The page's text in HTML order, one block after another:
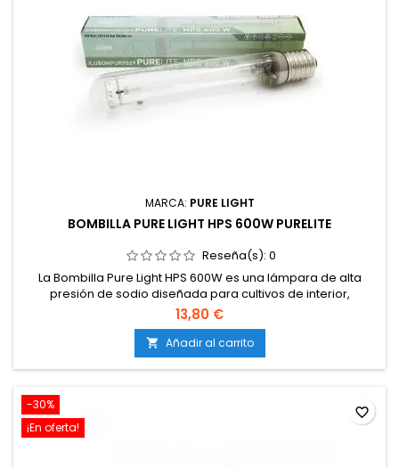
MARCA: PURE LIGHT
BOMBILLA PURE LIGHT HPS 600W PURELITE
Reseña(s): 0
La Bombilla Pure Light HPS 600W es una lámpara de alta
presión de sodio diseñada para cultivos de interior,
ofreciendo un espectro de luz adecuado tanto para la fase
de crecimiento como para la de floración de las plantas.
13,80 €
 Añadir al carrito
-30%
¡En oferta!
favorite_border